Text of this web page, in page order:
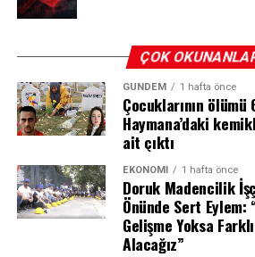
ve Belqees TV, askeri kaynaklara
aktardı. Bağımsız kaynaklar ise
ÇOK
GÜNDEM 1 hafta önce
Çocuklarının ölümü
Haymana’daki
ait çıktı
EKONOMI 1 hafta önce
Doruk Madencilik
Önünde Sert Eylem:
Gelişme Yoksa
Alacağız”